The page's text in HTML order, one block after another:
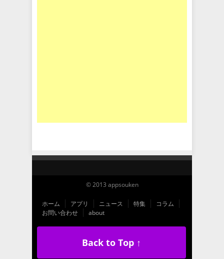
© 2013 appsouken
ホーム アプリ ニュース 特集
コラム
お問い合わせ
about
Back to Top ↑